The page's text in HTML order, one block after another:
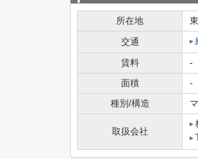
所在地
交通
賃料
-
面積
-
種別/構造
取扱会社